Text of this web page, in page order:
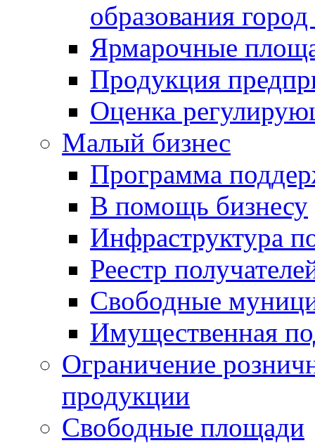
образования
Ярмарочные
Продукция
Оценка
Малый бизнес
Программа
В помощь бизнесу
Инфраструктура
Реестр
Свободные
Имущественная
Ограничение
продукции
Свободные площади